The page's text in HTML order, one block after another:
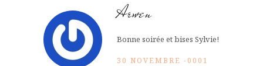
Arwen
Bonne soirée et bises Sylvie!
30 NOVEMBRE -0001